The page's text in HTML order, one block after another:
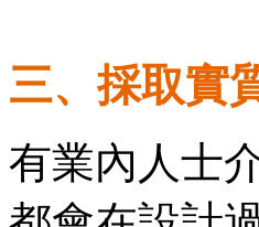
三、採取實
有業內人士